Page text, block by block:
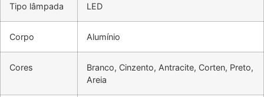
Tipo lâmpada LED
Corpo Alumínio
Cores
Branco, Cinzento, Antracite, Corten, Preto,
Areia